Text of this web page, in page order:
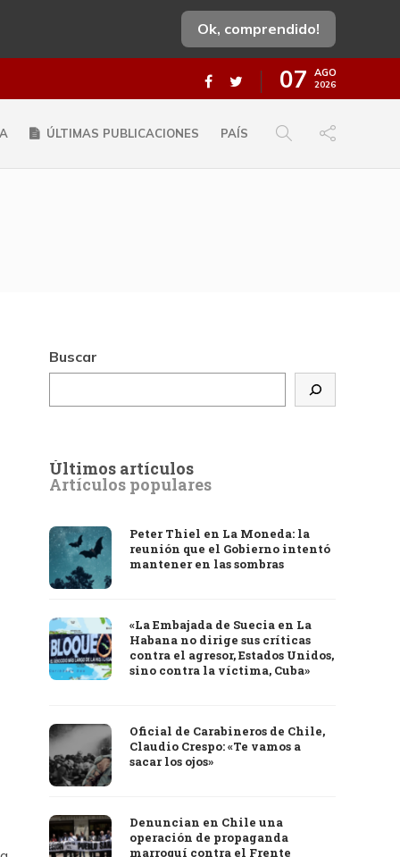
Ok, comprendido!
07 AGO
2026
ÚLTIMAS PUBLICACIONES PAÍS
Buscar
Últimos artículos
Artículos populares
Peter Thiel en La Moneda: la
reunión que el Gobierno intentó
mantener en las sombras
«La Embajada de Suecia en La
Habana no dirige sus críticas
contra el agresor, Estados Unidos,
sino contra la víctima, Cuba»
Oficial de Carabineros de Chile,
Claudio Crespo: «Te vamos a
sacar los ojos»
Denuncian en Chile una
operación de propaganda
marroquí contra el Frente